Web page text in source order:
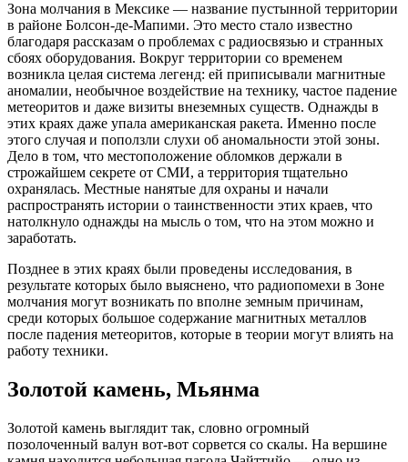
Зона молчания в Мексике — название пустынной территории
в районе Болсон-де-Мапими. Это место стало известно
благодаря рассказам о проблемах с радиосвязью и странных
сбоях оборудования. Вокруг территории со временем
возникла целая система легенд: ей приписывали магнитные
аномалии, необычное воздействие на технику, частое падение
метеоритов и даже визиты внеземных существ. Однажды в
этих краях даже упала американская ракета. Именно после
этого случая и поползли слухи об аномальности этой зоны.
Дело в том, что местоположение обломков держали в
строжайшем секрете от СМИ, а территория тщательно
охранялась. Местные нанятые для охраны и начали
распространять истории о таинственности этих краев, что
натолкнуло однажды на мысль о том, что на этом можно и
заработать.
Позднее в этих краях были проведены исследования, в
результате которых было выяснено, что радиопомехи в Зоне
молчания могут возникать по вполне земным причинам,
среди которых большое содержание магнитных металлов
после падения метеоритов, которые в теории могут влиять на
работу техники.
Золотой камень, Мьянма
Золотой камень выглядит так, словно огромный
позолоченный валун вот-вот сорвется со скалы. На вершине